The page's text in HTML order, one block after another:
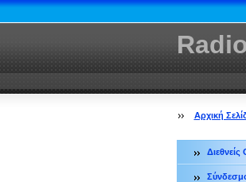
Αρχική
Διεθνείς